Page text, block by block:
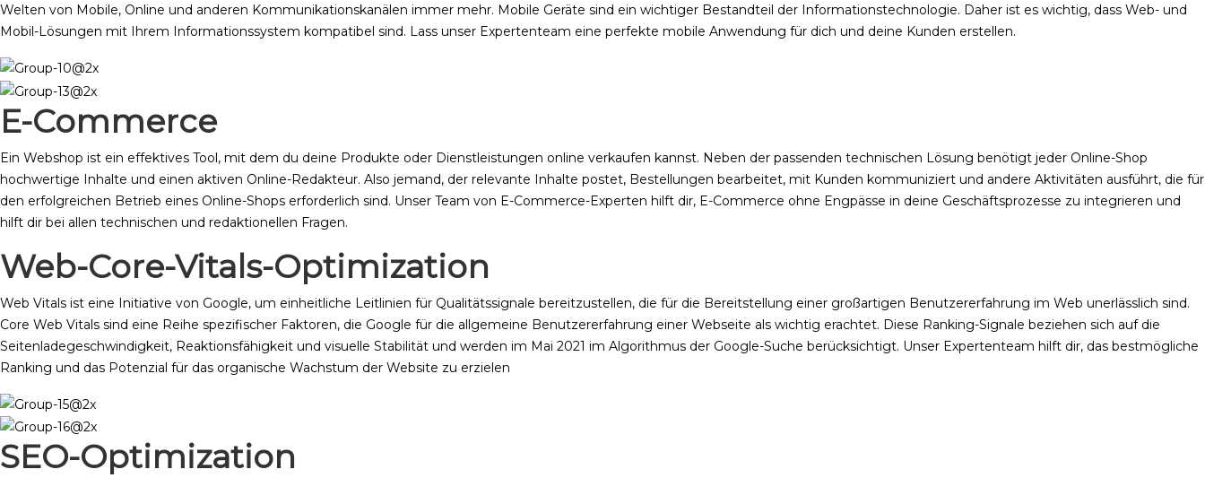
Welten von Mobile, Online und anderen Kommunikationskanälen immer mehr. Mobile Geräte sind ein wichtiger Bestandteil der Informationstechnologie. Daher ist es wichtig, dass Web- und
Mobil-Lösungen mit Ihrem Informationssystem kompatibel sind. Lass unser Expertenteam eine perfekte mobile Anwendung für dich und deine Kunden erstellen.
E-Commerce
Ein Webshop ist ein effektives Tool, mit dem du deine Produkte oder Dienstleistungen online verkaufen kannst. Neben der passenden technischen Lösung benötigt jeder Online-Shop
hochwertige Inhalte und einen aktiven Online-Redakteur. Also jemand, der relevante Inhalte postet, Bestellungen bearbeitet, mit Kunden kommuniziert und andere Aktivitäten ausführt, die für
den erfolgreichen Betrieb eines Online-Shops erforderlich sind. Unser Team von E-Commerce-Experten hilft dir, E-Commerce ohne Engpässe in deine Geschäftsprozesse zu integrieren und
hilft dir bei allen technischen und redaktionellen Fragen.
Web-Core-Vitals-Optimization
Web Vitals ist eine Initiative von Google, um einheitliche Leitlinien für Qualitätssignale bereitzustellen, die für die Bereitstellung einer großartigen Benutzererfahrung im Web unerlässlich sind.
Core Web Vitals sind eine Reihe spezifischer Faktoren, die Google für die allgemeine Benutzererfahrung einer Webseite als wichtig erachtet. Diese Ranking-Signale beziehen sich auf die
Seitenladegeschwindigkeit, Reaktionsfähigkeit und visuelle Stabilität und werden im Mai 2021 im Algorithmus der Google-Suche berücksichtigt. Unser Expertenteam hilft dir, das bestmögliche
Ranking und das Potenzial für das organische Wachstum der Website zu erzielen
SEO-Optimization